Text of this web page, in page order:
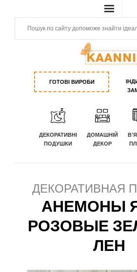
ГОТОВІ ВИРОБИ
ДЕКОРАТИВНІ
ПОДУШКИ
ДОМАШНІЙ
ДЕКОР
ДЕКОРАТИВНАЯ
АНЕМОНЫ
РОЗОВЫЕ
ЛЕН